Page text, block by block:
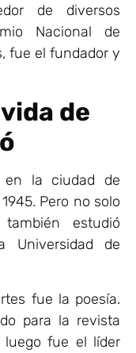
de diversos
Nacional de
fue el fundador y
de
en la ciudad de
Pero no solo
estudió
Universidad de
fue la poesía.
para la revista
luego fue el líder